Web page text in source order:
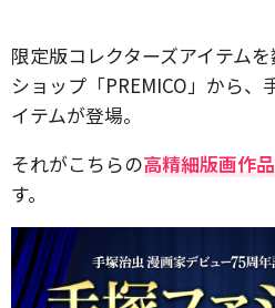
限定版コレクターズアイテム
ショップ「PREMICO」から
イテムが登場。
それがこちらの高精細版画作
す。